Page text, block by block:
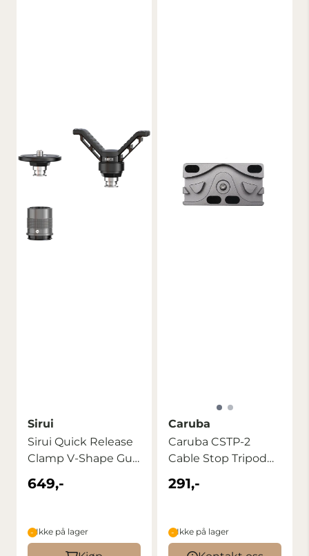
Sirui
Sirui Quick Release
Clamp V-Shape Gun
/ Plate ...
649,-
Ikke på lager
Caruba
Caruba CSTP-2
Cable Stop Tripod
Plate Silver
291,-
Ikke på lager